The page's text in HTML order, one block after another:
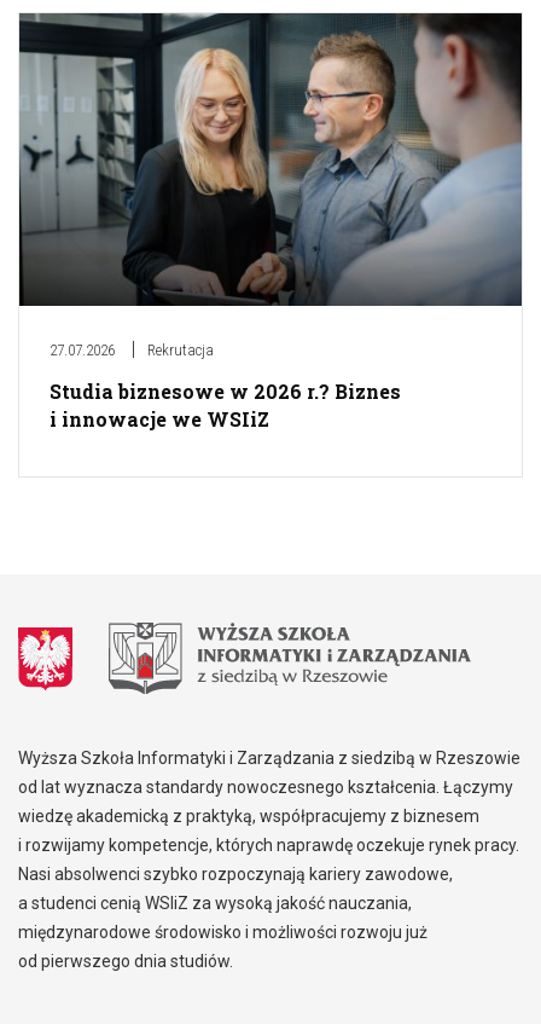
27.07.2026 Rekrutacja
Studia biznesowe w 2026 r.? Biznes
i innowacje we WSIiZ
Wyższa Szkoła Informatyki i Zarządzania z siedzibą w Rzeszowie
od lat wyznacza standardy nowoczesnego kształcenia. Łączymy
wiedzę akademicką z praktyką, współpracujemy z biznesem
i rozwijamy kompetencje, których naprawdę oczekuje rynek pracy.
Nasi absolwenci szybko rozpoczynają kariery zawodowe,
a studenci cenią WSIiZ za wysoką jakość nauczania,
międzynarodowe środowisko i możliwości rozwoju już
od pierwszego dnia studiów.